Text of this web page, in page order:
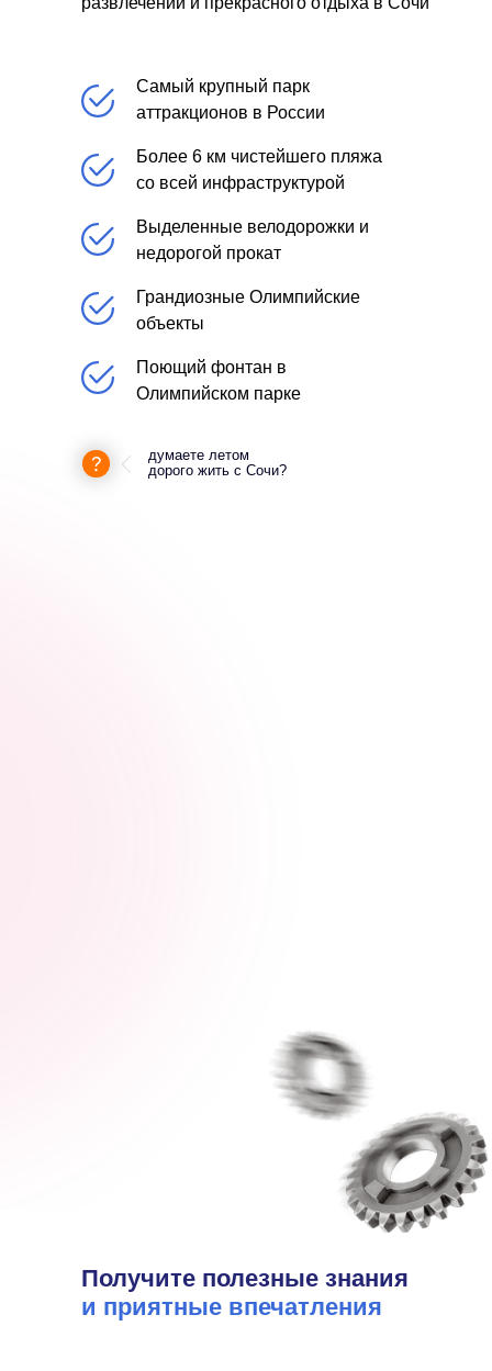
Самый крупный парк
аттракционов в России
Более 6 км чистейшего пляжа
со всей инфраструктурой
Выделенные велодорожки и
недорогой прокат
Грандиозные Олимпийские
объекты
Поющий фонтан в
Олимпийском парке
думаете летом
дорого жить с Сочи?
Получите полезные знания
и приятные впечатления